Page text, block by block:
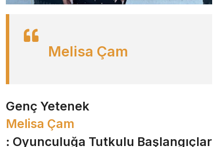
Melisa Çam
Genç Yetenek
Melisa Çam
: Oyunculuğa Tutkulu Başlangıçlar